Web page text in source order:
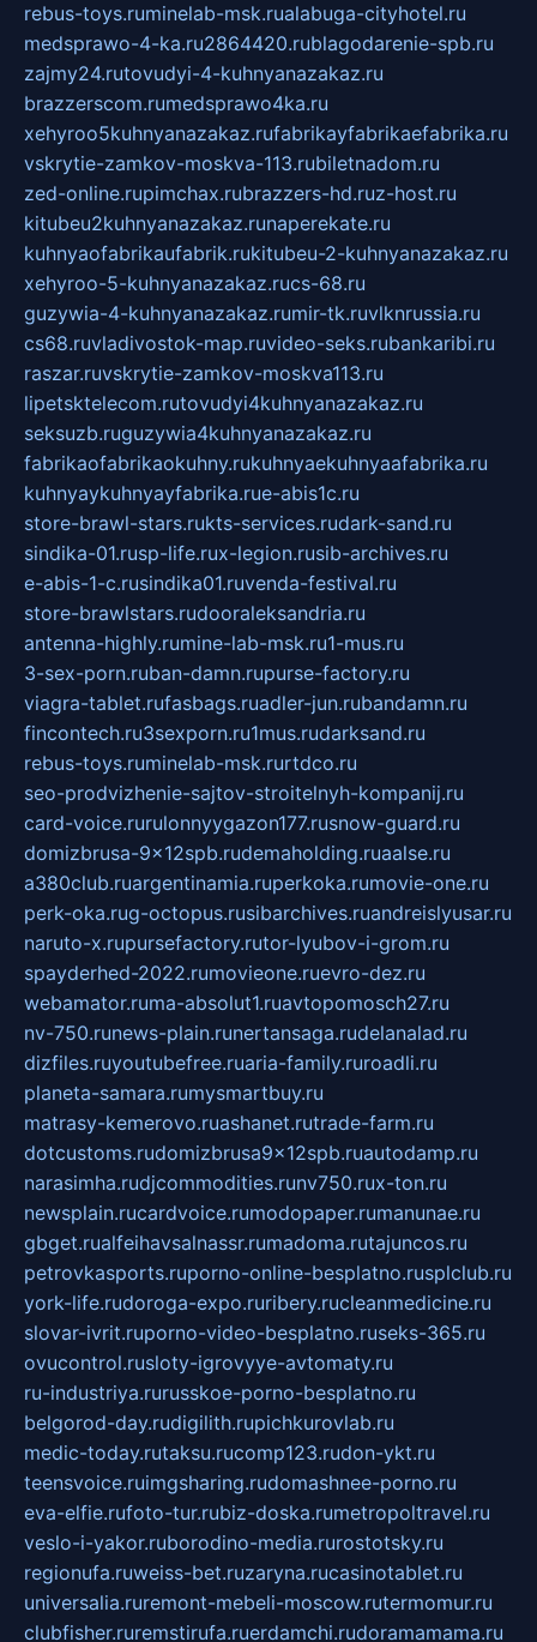
rebus-toys.ruminelab-msk.rualabuga-cityhotel.ru
medsprawo-4-ka.ru2864420.rublagodarenie-spb.ru
zajmy24.rutovudyi-4-kuhnyanazakaz.ru
brazzerscom.rumedsprawo4ka.ru
xehyroo5kuhnyanazakaz.rufabrikayfabrikaefabrika.ru
vskrytie-zamkov-moskva-113.rubiletnadom.ru
zed-online.rupimchax.rubrazzers-hd.ruz-host.ru
kitubeu2kuhnyanazakaz.runaperekate.ru
kuhnyaofabrikaufabrik.rukitubeu-2-kuhnyanazakaz.ru
xehyroo-5-kuhnyanazakaz.rucs-68.ru
guzywia-4-kuhnyanazakaz.rumir-tk.ruvlknrussia.ru
cs68.ruvladivostok-map.ruvideo-seks.rubankaribi.ru
raszar.ruvskrytie-zamkov-moskva113.ru
lipetsktelecom.rutovudyi4kuhnyanazakaz.ru
seksuzb.ruguzywia4kuhnyanazakaz.ru
fabrikaofabrikaokuhny.rukuhnyaekuhnyaafabrika.ru
kuhnyaykuhnyayfabrika.rue-abis1c.ru
store-brawl-stars.rukts-services.rudark-sand.ru
sindika-01.rusp-life.rux-legion.rusib-archives.ru
e-abis-1-c.rusindika01.ruvenda-festival.ru
store-brawlstars.rudooraleksandria.ru
antenna-highly.rumine-lab-msk.ru1-mus.ru
3-sex-porn.ruban-damn.rupurse-factory.ru
viagra-tablet.rufasbags.ruadler-jun.rubandamn.ru
fincontech.ru3sexporn.ru1mus.rudarksand.ru
rebus-toys.ruminelab-msk.rurtdco.ru
seo-prodvizhenie-sajtov-stroitelnyh-kompanij.ru
card-voice.rurulonnyygazon177.rusnow-guard.ru
domizbrusa-9x12spb.rudemaholding.ruaalse.ru
a380club.ruargentinamia.ruperkoka.rumovie-one.ru
perk-oka.rug-octopus.rusibarchives.ruandreislyusar.ru
naruto-x.rupursefactory.rutor-lyubov-i-grom.ru
spayderhed-2022.rumovieone.ruevro-dez.ru
webamator.ruma-absolut1.ruavtopomosch27.ru
nv-750.runews-plain.runertansaga.rudelanalad.ru
dizfiles.ruyoutubefree.ruaria-family.ruroadli.ru
planeta-samara.rumysmartbuy.ru
matrasy-kemerovo.ruashanet.rutrade-farm.ru
dotcustoms.rudomizbrusa9x12spb.ruautodamp.ru
narasimha.rudjcommodities.runv750.rux-ton.ru
newsplain.rucardvoice.rumodopaper.rumanunae.ru
gbget.rualfeihavsalnassr.rumadoma.rutajuncos.ru
petrovkasports.ruporno-online-besplatno.rusplclub.ru
york-life.rudoroga-expo.ruribery.rucleanmedicine.ru
slovar-ivrit.ruporno-video-besplatno.ruseks-365.ru
ovucontrol.rusloty-igrovyye-avtomaty.ru
ru-industriya.rurusskoe-porno-besplatno.ru
belgorod-day.rudigilith.rupichkurovlab.ru
medic-today.rutaksu.rucomp123.rudon-ykt.ru
teensvoice.ruimgsharing.rudomashnee-porno.ru
eva-elfie.rufoto-tur.rubiz-doska.rumetropoltravel.ru
veslo-i-yakor.ruborodino-media.rurostotsky.ru
regionufa.ruweiss-bet.ruzaryna.rucasinotablet.ru
universalia.ruremont-mebeli-moscow.rutermomur.ru
clubfisher.ruremstirufa.ruerdamchi.rudoramamama.ru